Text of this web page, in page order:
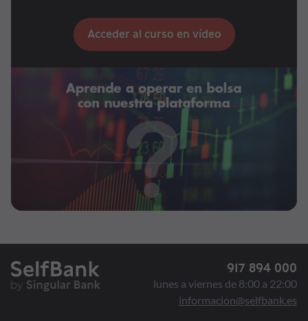
Acceder al curso en vídeo
917 894 000
lunes a viernes de 8:00 a 22:00
informacion@selfbank.es